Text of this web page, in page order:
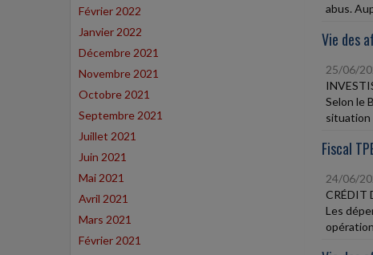
Février 2022
Janvier 2022
Décembre 2021
Novembre 2021
Octobre 2021
Septembre 2021
Juillet 2021
Juin 2021
Mai 2021
Avril 2021
Mars 2021
Février 2021
abus.
Vie des
25/06/
Selon le
situation
Fiscal
24/06/
CRÉDIT
Les